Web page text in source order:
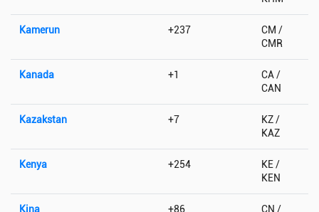
Kamerun +237
CM /
CMR
Kanada +1
CA /
CAN
Kazakstan +7
KZ /
KAZ
Kenya +254
KE /
KEN
Kina +86
CN /